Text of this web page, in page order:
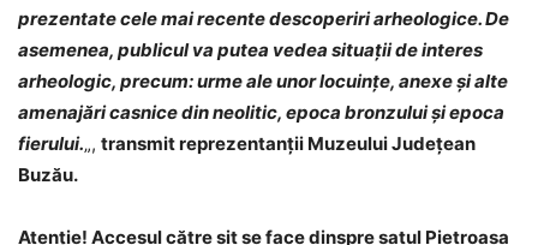
prezentate cele mai recente descoperiri arheologice. De
asemenea, publicul va putea vedea situații de interes
arheologic, precum: urme ale unor locuințe, anexe și alte
amenajări casnice din neolitic, epoca bronzului și epoca
fierului.„, transmit reprezentanții Muzeului Județean
Buzău.
Atenție! Accesul către sit se face dinspre satul Pietroasa